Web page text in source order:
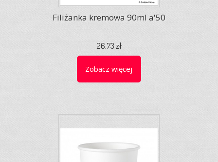
Filiżanka kremowa 90ml a'50
26,73 zł
Zobacz więcej